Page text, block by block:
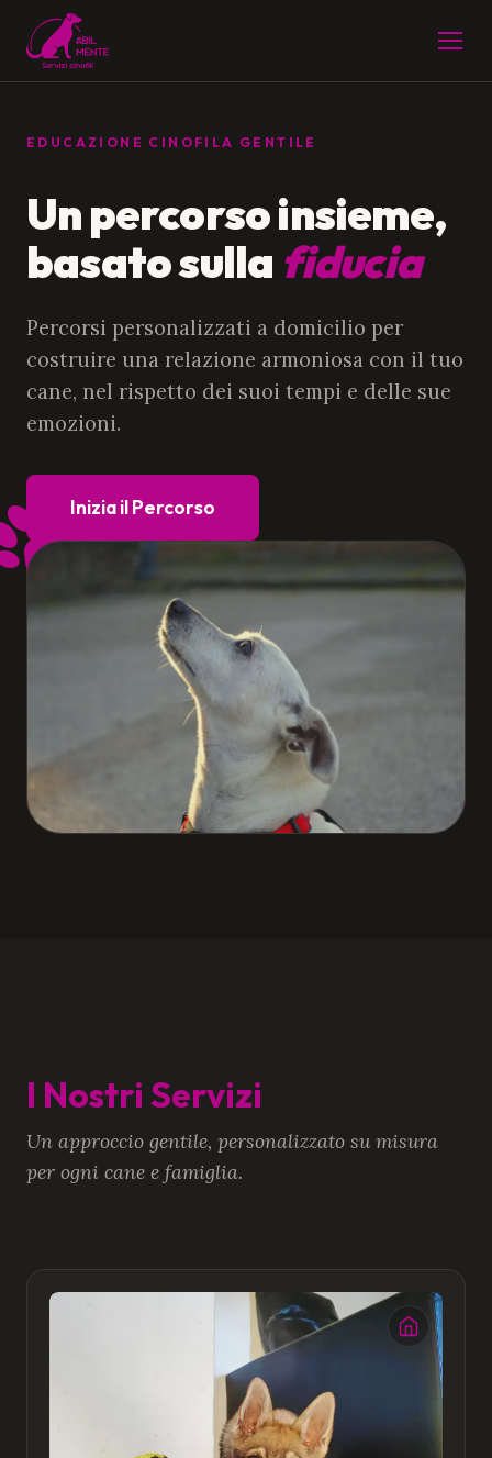
EDUCAZIONE CINOFILA GENTILE
Un percorso insieme,
basato sulla fiducia
Percorsi personalizzati a domicilio per
costruire una relazione armoniosa con il tuo
cane, nel rispetto dei suoi tempi e delle sue
emozioni.
Inizia il Percorso
I Nostri Servizi
Un approccio gentile, personalizzato su misura
per ogni cane e famiglia.